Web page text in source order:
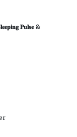
𝐏𝐮𝐥𝐬𝐞 &